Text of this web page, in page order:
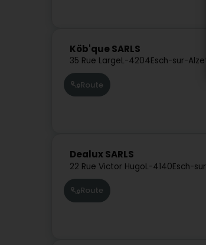
Köb'que SARLS
35 Rue LargeL-4204Esch-sur-
Route
Dealux SARLS
22 Rue Victor HugoL-4140Esch-
Route